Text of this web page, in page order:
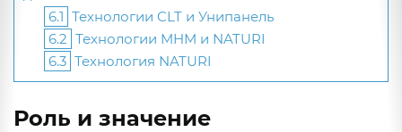
6.1 Технологии CLT и Унипанель
6.2 Технологии MHM и NATURI
6.3 Технология NATURI
Роль и значение